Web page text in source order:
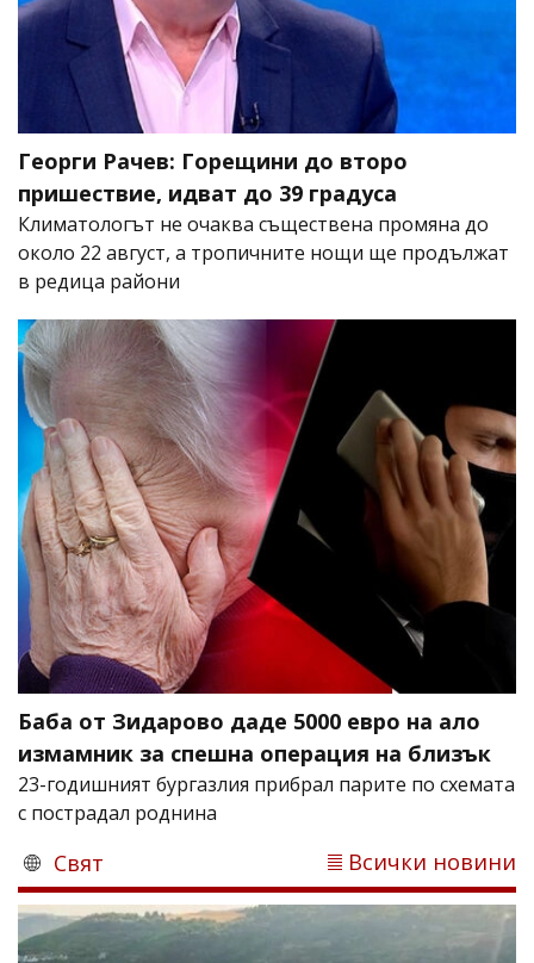
Георги Рачев: Горещини до второ
пришествие, идват до 39 градуса
Климатологът не очаква съществена промяна до
около 22 август, а тропичните нощи ще продължат
в редица райони
Баба от Зидарово даде 5000 евро на ало
измамник за спешна операция на близък
23-годишният бургазлия прибрал парите по схемата
с пострадал роднина
Свят Всички новини